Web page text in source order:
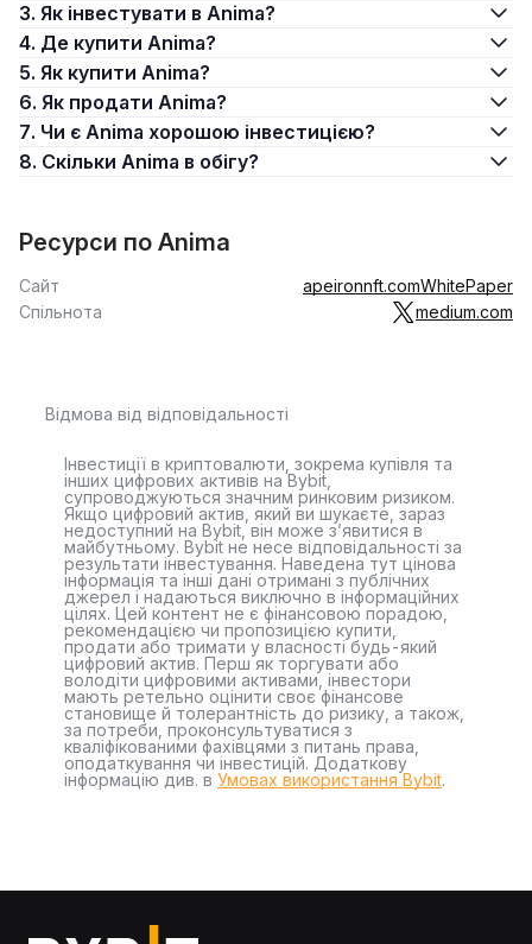
3. Як інвестувати в Anima?
4. Де купити Anima?
5. Як купити Anima?
6. Як продати Anima?
7. Чи є Anima хорошою інвестицією?
8. Скільки Anima в обігу?
Ресурси по Anima
Сайт apeironnft.comWhitePaper
Спільнота
medium.com
Відмова від відповідальності
Інвестиції в криптовалюти, зокрема купівля та
інших цифрових активів на Bybit,
супроводжуються значним ринковим ризиком.
Якщо цифровий актив, який ви шукаєте, зараз
недоступний на Bybit, він може з’явитися в
майбутньому. Bybit не несе відповідальності за
результати інвестування. Наведена тут цінова
інформація та інші дані отримані з публічних
джерел і надаються виключно в інформаційних
цілях. Цей контент не є фінансовою порадою,
рекомендацією чи пропозицією купити,
продати або тримати у власності будь-який
цифровий актив. Перш як торгувати або
володіти цифровими активами, інвестори
мають ретельно оцінити своє фінансове
становище й толерантність до ризику, а також,
за потреби, проконсультуватися з
кваліфікованими фахівцями з питань права,
оподаткування чи інвестицій. Додаткову
інформацію див. в Умовах використання Bybit.